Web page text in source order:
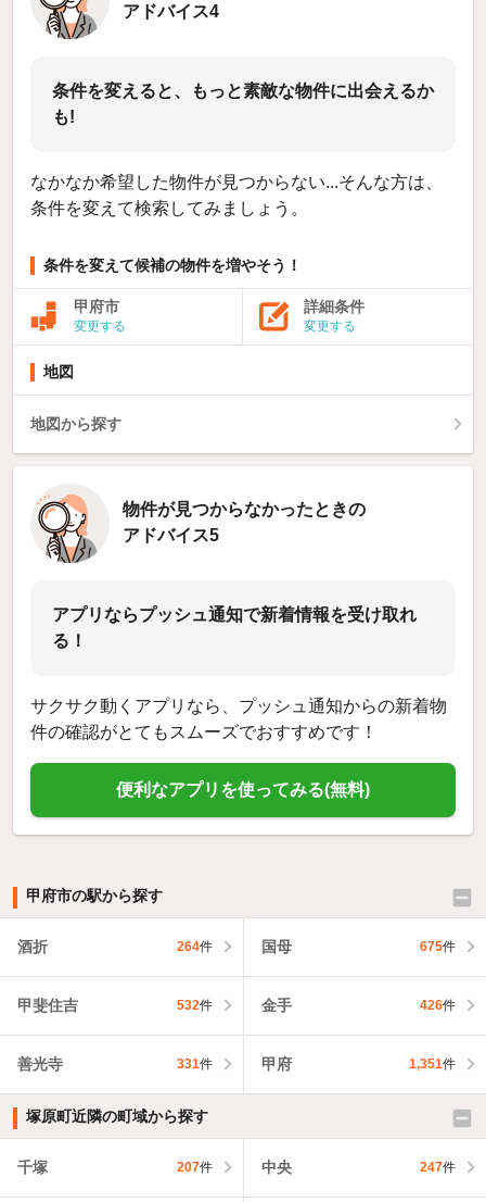
アドバイス4
条件を変えると、もっと素敵な物件に出会えるか
も!
なかなか希望した物件が見つからない...そんな方は、
条件を変えて検索してみましょう。
条件を変えて候補の物件を増やそう！
甲府市
変更する
詳細条件
変更する
地図
地図から探す
物件が見つからなかったときの
アドバイス5
アプリならプッシュ通知で新着情報を受け取れ
る！
サクサク動くアプリなら、プッシュ通知からの新着物
件の確認がとてもスムーズでおすすめです！
便利なアプリを使ってみる(無料)
甲府市の駅から探す
酒折 264件 国母 675件
甲斐住吉 532件 金手 426件
善光寺 331件 甲府 1,351件
塚原町近隣の町域から探す
千塚 207件 中央 247件